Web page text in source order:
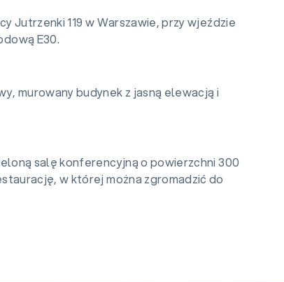
Jutrzenki 119 w Warszawie, przy wjeździe
E30.
murowany budynek z jasną elewacją i
salę konferencyjną o powierzchni 300
w której można zgromadzić do